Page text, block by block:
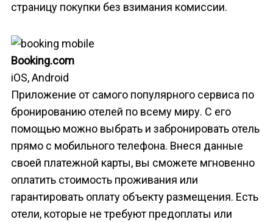
страницу покупки без взимания комиссии.
Booking.com
iOS, Android
Приложение от самого популярного сервиса по
бронированию отелей по всему миру. С его
помощью можно выбрать и забронировать отель
прямо с мобильного телефона. Внеся данные
своей платежной карты, вы сможете мгновенно
оплатить стоимость проживания или
гарантировать оплату объекту размещения. Есть
отели, которые не требуют предоплаты или